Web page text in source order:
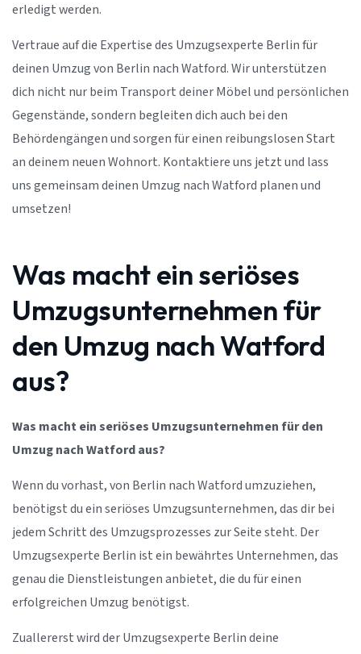
erledigt werden.
Vertraue auf die Expertise des Umzugsexperte Berlin für
deinen Umzug von Berlin nach Watford. Wir unterstützen
dich nicht nur beim Transport deiner Möbel und persönlichen
Gegenstände, sondern begleiten dich auch bei den
Behördengängen und sorgen für einen reibungslosen Start
an deinem neuen Wohnort. Kontaktiere uns jetzt und lass
uns gemeinsam deinen Umzug nach Watford planen und
umsetzen!
Was macht ein seriöses
Umzugsunternehmen für
den Umzug nach Watford
aus?
Was macht ein seriöses Umzugsunternehmen für den
Umzug nach Watford aus?
Wenn du vorhast, von Berlin nach Watford umzuziehen,
benötigst du ein seriöses Umzugsunternehmen, das dir bei
jedem Schritt des Umzugsprozesses zur Seite steht. Der
Umzugsexperte Berlin ist ein bewährtes Unternehmen, das
genau die Dienstleistungen anbietet, die du für einen
erfolgreichen Umzug benötigst.
Zuallererst wird der Umzugsexperte Berlin deine